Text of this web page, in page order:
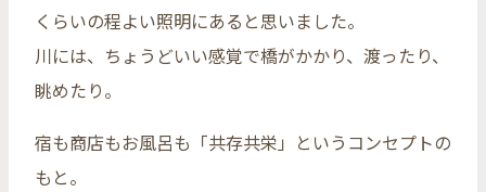
くらいの程よい照明にあると思いました。
川には、ちょうどいい感覚で橋がかかり、渡ったり、
眺めたり。
宿も商店もお風呂も「共存共栄」というコンセプトの
もと。